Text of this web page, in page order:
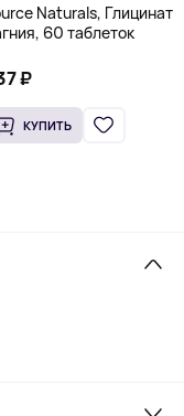
Naturals, Глицинат
60 таблеток
₽
КУПИТЬ